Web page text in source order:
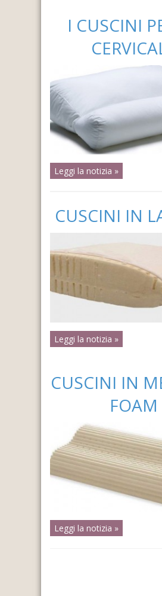
I CUSCINI
Leggi la notizia »
CUSCINI IN
Leggi la notizia »
CUSCINI IN
FOAM
Leggi la notizia »